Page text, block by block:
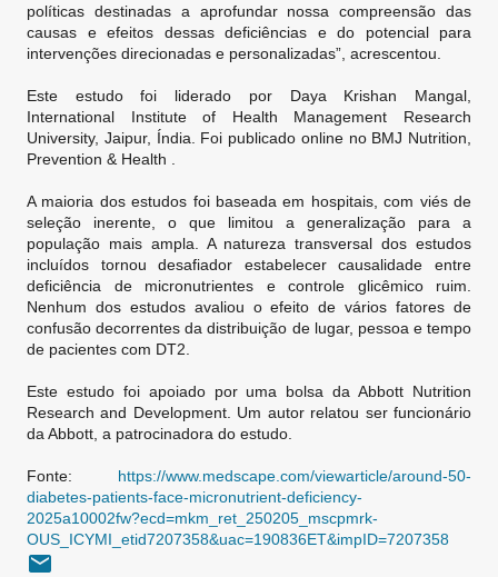
políticas destinadas a aprofundar nossa compreensão das
causas e efeitos dessas deficiências e do potencial para
intervenções direcionadas e personalizadas”, acrescentou.
Este estudo foi liderado por Daya Krishan Mangal,
International Institute of Health Management Research
University, Jaipur, Índia. Foi publicado online no BMJ Nutrition,
Prevention & Health .
A maioria dos estudos foi baseada em hospitais, com viés de
seleção inerente, o que limitou a generalização para a
população mais ampla. A natureza transversal dos estudos
incluídos tornou desafiador estabelecer causalidade entre
deficiência de micronutrientes e controle glicêmico ruim.
Nenhum dos estudos avaliou o efeito de vários fatores de
confusão decorrentes da distribuição de lugar, pessoa e tempo
de pacientes com DT2.
Este estudo foi apoiado por uma bolsa da Abbott Nutrition
Research and Development. Um autor relatou ser funcionário
da Abbott, a patrocinadora do estudo.
Fonte: https://www.medscape.com/viewarticle/around-50-
diabetes-patients-face-micronutrient-deficiency-
2025a10002fw?ecd=mkm_ret_250205_mscpmrk-
OUS_ICYMI_etid7207358&uac=190836ET&impID=7207358